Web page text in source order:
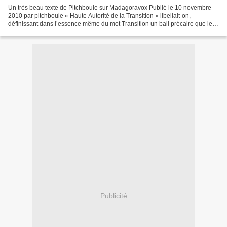
Un très beau texte de Pitchboule sur Madagoravox Publié le 10 novembre
2010 par pitchboule « Haute Autorité de la Transition » libellait-on,
définissant dans l’essence même du mot Transition un bail précaire que le
Publicité